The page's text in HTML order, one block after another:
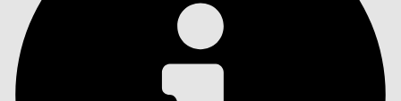
INDHOLD